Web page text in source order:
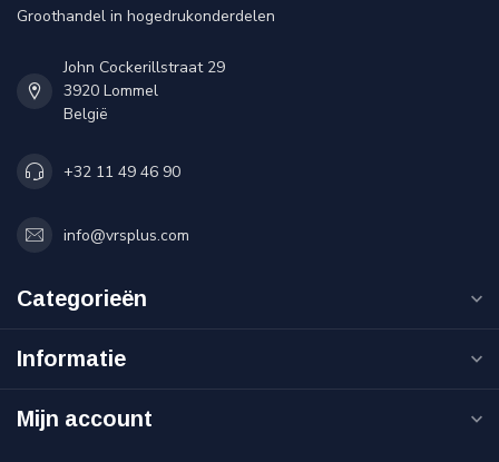
Groothandel in hogedrukonderdelen
John Cockerillstraat 29
3920 Lommel
België
+32 11 49 46 90
info@vrsplus.com
Categorieën
Informatie
Mijn account